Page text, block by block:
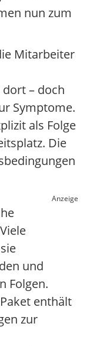
nun zum
Mitarbeiter
– doch
Symptome.
als Folge
Die
Anzeige
und
Folgen.
enthält
zur